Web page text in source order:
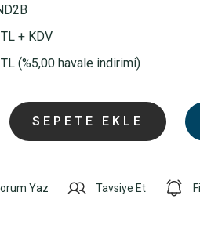
+ KDV
(%5,00 havale indirimi)
SEPETE EKLE
Yaz Tavsiye Et